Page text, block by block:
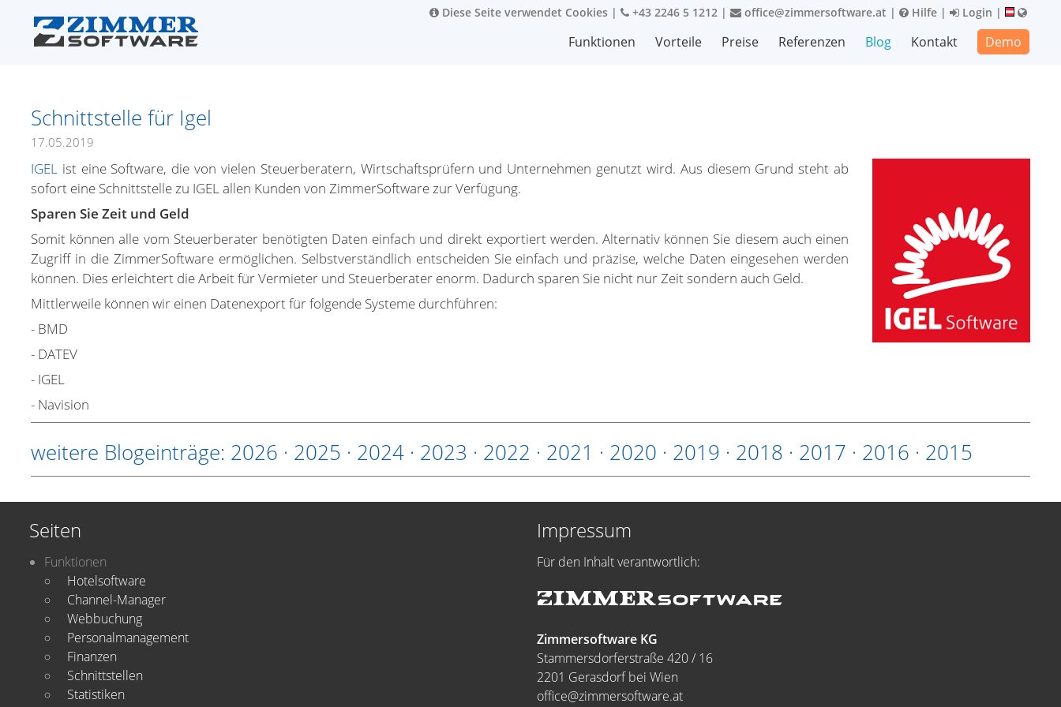
Diese Seite verwendet Cookies | +43 2246 5 1212 | office@zimmersoftware.at | Hilfe | Login |
Funktionen Vorteile Preise Referenzen Blog Kontakt Demo
Schnittstelle für Igel
17.05.2019
IGEL ist eine Software, die von vielen Steuerberatern, Wirtschaftsprüfern und Unternehmen genutzt wird. Aus diesem Grund steht ab
sofort eine Schnittstelle zu IGEL allen Kunden von ZimmerSoftware zur Verfügung.
Sparen Sie Zeit und Geld
Somit können alle vom Steuerberater benötigten Daten einfach und direkt exportiert werden. Alternativ können Sie diesem auch einen
Zugriff in die ZimmerSoftware ermöglichen. Selbstverständlich entscheiden Sie einfach und präzise, welche Daten eingesehen werden
können. Dies erleichtert die Arbeit für Vermieter und Steuerberater enorm. Dadurch sparen Sie nicht nur Zeit sondern auch Geld.
Mittlerweile können wir einen Datenexport für folgende Systeme durchführen:
- BMD
- DATEV
- IGEL
- Navision
weitere Blogeinträge: 2026 · 2025 · 2024 · 2023 · 2022 · 2021 · 2020 · 2019 · 2018 · 2017 · 2016 · 2015
Seiten
Funktionen
Hotelsoftware
Channel-Manager
Webbuchung
Personalmanagement
Finanzen
Schnittstellen
Statistiken
Impressum
Für den Inhalt verantwortlich:
Zimmersoftware KG
Stammersdorferstraße 420 / 16
2201 Gerasdorf bei Wien
office@zimmersoftware.at